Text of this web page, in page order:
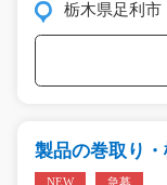
栃木県足利市
製品の巻取り